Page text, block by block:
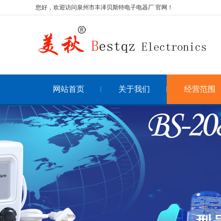
您好，欢迎访问泉州市丰泽贝斯特电子电器厂 官网！
网站首页 关于我们 经营范围